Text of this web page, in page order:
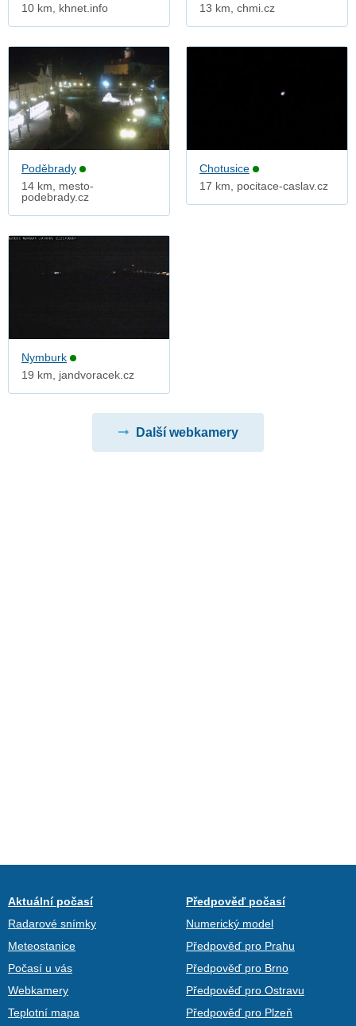
10 km, khnet.info
13 km, chmi.cz
Poděbrady
14 km, mesto-
podebrady.cz
Chotusice
17 km, pocitace-caslav.cz
Nymburk
19 km, jandvoracek.cz
Další webkamery
Aktuální počasí
Radarové snímky
Meteostanice
Počasí u vás
Webkamery
Teplotní mapa
Předpověď počasí
Numerický model
Předpověď pro Prahu
Předpověď pro Brno
Předpověď pro Ostravu
Předpověď pro Plzeň